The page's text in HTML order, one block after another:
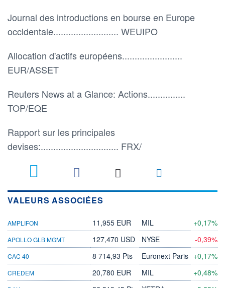
Journal des introductions en bourse en Europe
occidentale.......................... WEUIPO
Allocation d'actifs européens........................
EUR/ASSET
Reuters News at a Glance: Actions...............
TOP/EQE
Rapport sur les principales
devises:............................... FRX/
VALEURS ASSOCIÉES
AMPLIFON 11,955 EUR MIL +0,17%
APOLLO GLB MGMT 127,470 USD NYSE -0,39%
CAC 40 8 714,93 Pts Euronext Paris +0,17%
CREDEM 20,780 EUR MIL +0,48%